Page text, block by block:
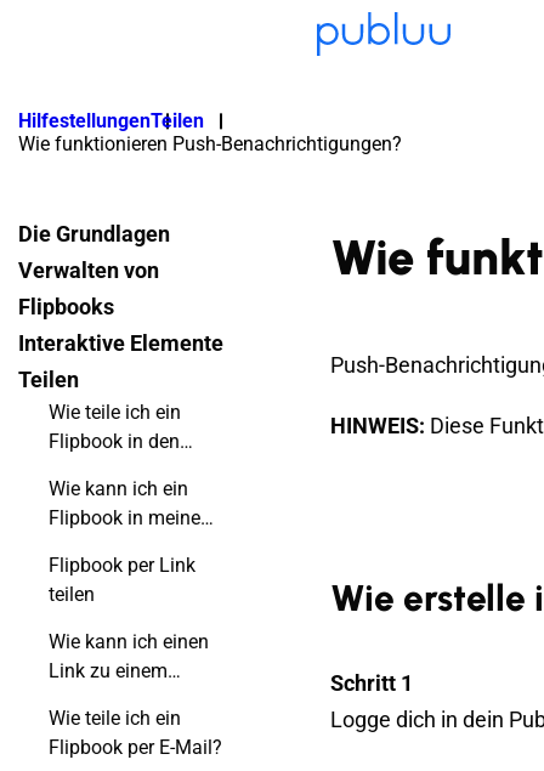
HilfestellungenTeilen
Wie funktionieren Push-Benachrichtigungen?
Die Grundlagen
Verwalten von
Flipbooks
Interaktive Elemente
Teilen
Wie teile ich ein
Flipbook in den
Wie kann ich ein
Flipbook in meine
Flipbook per Link
teilen
Wie kann ich einen
Link zu einem
damit es auf einer
bestimmten Seite
Wie teile ich ein
Flipbook per E-Mail?
Wie
Push-
HINWEIS: Diese
Wie erstelle
Schritt 1
Logge dich in dein